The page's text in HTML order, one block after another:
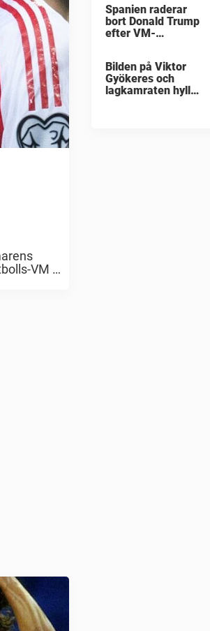
VM i
Spanien raderar
bort Donald Trump
efter VM-
Bilden på Viktor
Gyökeres och
lagkamraten hyllas